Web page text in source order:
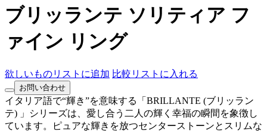
ブリッランテ ソリティア フ
ァイン リング
欲しいものリストに追加 比較リストに入れる
お問い合わせ
イタリア語で“輝き”を意味する「BRILLANTE (ブリッラン
テ) 」シリーズは、愛し合う二人の輝く幸福の瞬間を象徴し
ています。ピュアな輝きを放つセンターストーンとスリムな